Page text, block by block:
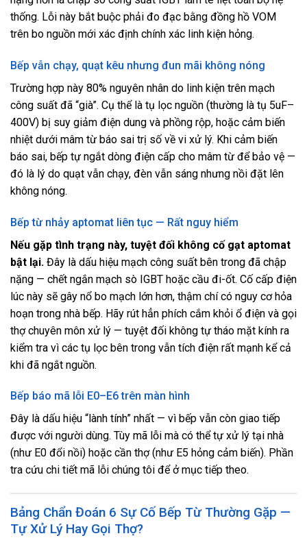
thống. Lỗi này bắt buộc phải đo đạc bằng đồng hồ VOM
trên bo nguồn mới xác định chính xác linh kiện hỏng.
Bếp vẫn chạy, quạt kêu nhưng đun mãi không nóng
Trường hợp này 80% nguyên nhân do linh kiện trên mạch
công suất đã “già”. Cụ thể là tụ lọc nguồn (thường là tụ 5uF–
400V) bị suy giảm điện dung và phồng rộp, hoặc cảm biến
nhiệt dưới mâm từ báo sai trị số về vi xử lý. Khi cảm biến
báo sai, bếp tự ngắt dòng điện cấp cho mâm từ để bảo vệ —
đó là lý do quạt vẫn chạy, đèn vẫn sáng nhưng nồi đặt lên
không nóng.
Bếp từ nhảy aptomat liên tục — Rất nguy hiểm
Nếu gặp tình trạng này, tuyệt đối không cố gạt aptomat
bật lại. Đây là dấu hiệu mạch công suất bên trong đã chập
nặng — chết ngắn mạch sò IGBT hoặc cầu đi-ốt. Cố cấp điện
lúc này sẽ gây nổ bo mạch lớn hơn, thậm chí có nguy cơ hỏa
hoạn trong nhà bếp. Hãy rút hẳn phích cắm khỏi ổ điện và gọi
thợ chuyên môn xử lý — tuyệt đối không tự tháo mặt kính ra
kiểm tra vì các tụ lọc bên trong vẫn tích điện rất mạnh kể cả
khi đã ngắt nguồn.
Bếp báo mã lỗi E0–E6 trên màn hình
Đây là dấu hiệu “lành tính” nhất — vì bếp vẫn còn giao tiếp
được với người dùng. Tùy mã lỗi mà có thể tự xử lý tại nhà
(như E0 đổi nồi) hoặc cần thợ (như E5 hỏng cảm biến). Phần
tra cứu chi tiết mã lỗi chúng tôi để ở mục tiếp theo.
Bảng Chẩn Đoán 6 Sự Cố Bếp Từ Thường Gặp —
Tự Xử Lý Hay Gọi Thợ?